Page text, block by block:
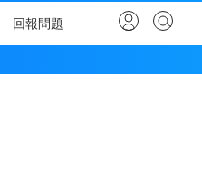
回報問題